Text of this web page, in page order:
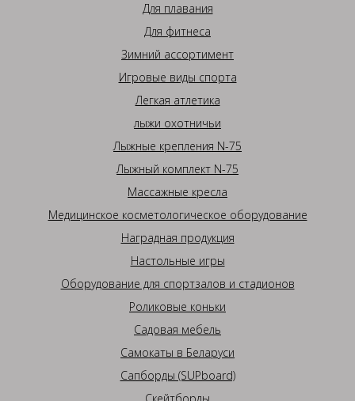
Для плавания
Для фитнеса
Зимний ассортимент
Игровые виды спорта
Легкая атлетика
лыжи охотничьи
Лыжные крепления N-75
Лыжный комплект N-75
Массажные кресла
Медицинское косметологическое оборудование
Наградная продукция
Настольные игры
Оборудование для спортзалов и стадионов
Роликовые коньки
Садовая мебель
Самокаты в Беларуси
Сапборды (SUPboard)